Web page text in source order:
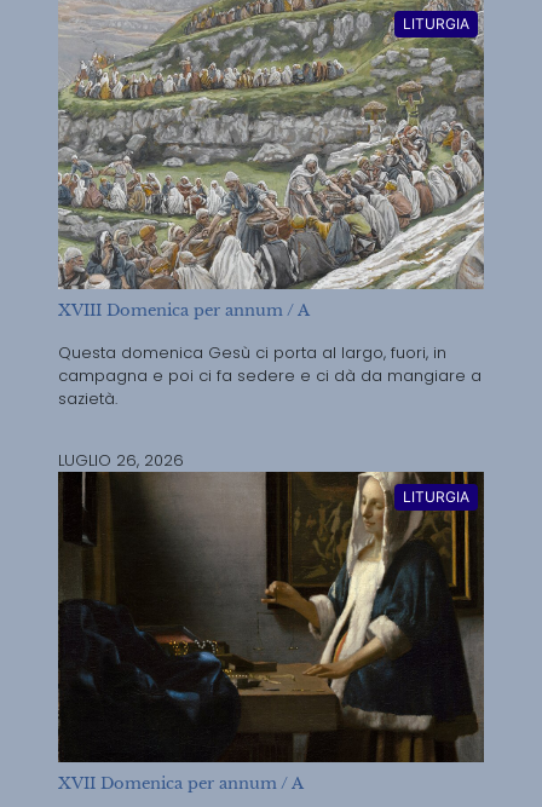
LITURGIA
XVIII Domenica per annum / A
Questa domenica Gesù ci porta al largo, fuori, in
campagna e poi ci fa sedere e ci dà da mangiare a
sazietà.
LUGLIO 26, 2026
LITURGIA
XVII Domenica per annum / A